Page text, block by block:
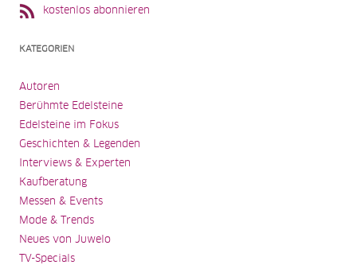
kostenlos abonnieren
KATEGORIEN
Autoren
Berühmte Edelsteine
Edelsteine im Fokus
Geschichten & Legenden
Interviews & Experten
Kaufberatung
Messen & Events
Mode & Trends
Neues von Juwelo
TV-Specials